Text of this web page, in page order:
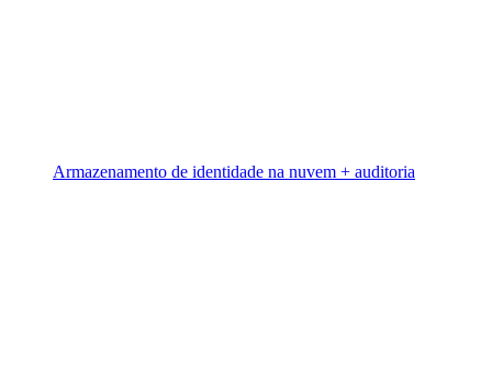
Armazenamento de identidade na nuvem + auditoria